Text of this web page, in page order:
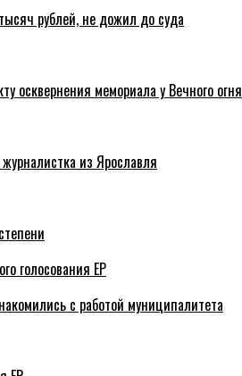
рублей, не дожил до суда
осквернения мемориала у Вечного огня
из Ярославля
голосования ЕР
с работой муниципалитета